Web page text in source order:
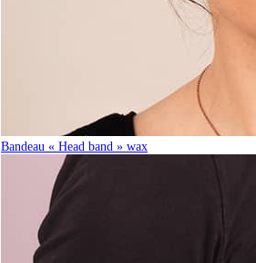
Bandeau « Head band » wax